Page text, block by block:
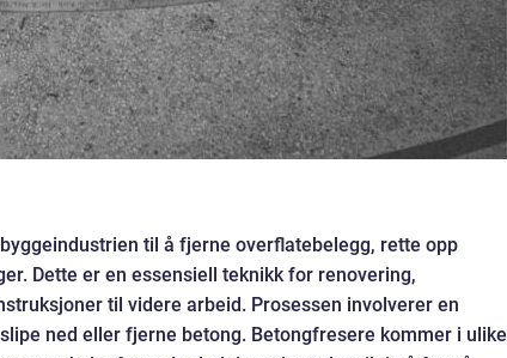
til å fjerne overflatebelegg, rette opp
Dette er en essensiell teknikk for renovering,
til videre arbeid. Prosessen involverer en
ned eller fjerne betong. Betongfresere kommer i ulike